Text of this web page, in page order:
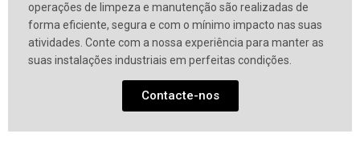
operações de limpeza e manutenção são realizadas de
forma eficiente, segura e com o mínimo impacto nas suas
atividades. Conte com a nossa experiência para manter as
suas instalações industriais em perfeitas condições.
Contacte-nos